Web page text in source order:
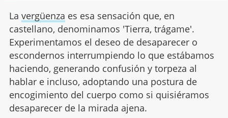
La vergüenza es esa sensación que, en
castellano, denominamos 'Tierra, trágame'.
Experimentamos el deseo de desaparecer o
escondernos interrumpiendo lo que estábamos
haciendo, generando confusión y torpeza al
hablar e incluso, adoptando una postura de
encogimiento del cuerpo como si quisiéramos
desaparecer de la mirada ajena.